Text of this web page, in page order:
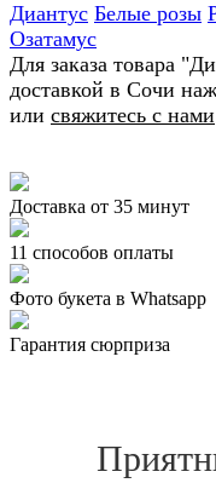
Диантус Белые розы
Озатамус
Для заказа товара
доставкой в Сочи
или свяжитесь с нами
Доставка от 35 минут
11 способов оплаты
Фото букета в Whatsapp
Гарантия сюрприза